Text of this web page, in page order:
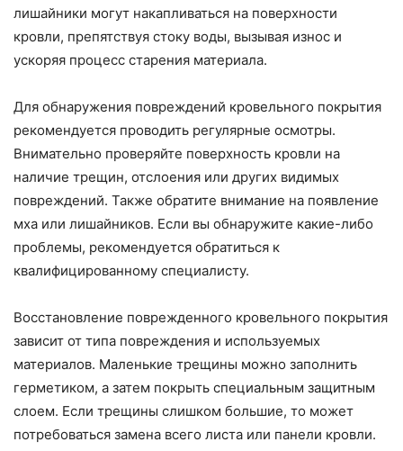
лишайники могут накапливаться на поверхности
кровли, препятствуя стоку воды, вызывая износ и
ускоряя процесс старения материала.
Для обнаружения повреждений кровельного покрытия
рекомендуется проводить регулярные осмотры.
Внимательно проверяйте поверхность кровли на
наличие трещин, отслоения или других видимых
повреждений. Также обратите внимание на появление
мха или лишайников. Если вы обнаружите какие-либо
проблемы, рекомендуется обратиться к
квалифицированному специалисту.
Восстановление поврежденного кровельного покрытия
зависит от типа повреждения и используемых
материалов. Маленькие трещины можно заполнить
герметиком, а затем покрыть специальным защитным
слоем. Если трещины слишком большие, то может
потребоваться замена всего листа или панели кровли.